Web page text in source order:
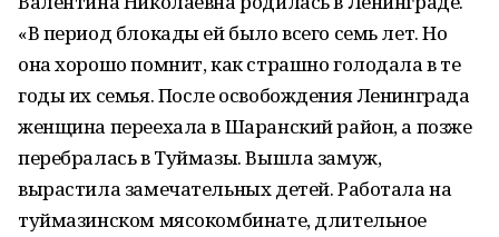
«В период блокады ей было всего семь лет. Но
она хорошо помнит, как страшно голодала в те
годы их семья. После освобождения Ленинграда
женщина переехала в Шаранский район, а позже
перебралась в Туймазы. Вышла замуж,
вырастила замечательных детей. Работала на
туймазинском мясокомбинате, длительное